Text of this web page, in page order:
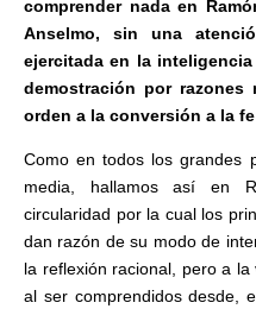
comprender nada en
Anselmo, sin una
ejercitada en la
demostración por
orden a la conversión a la
Como en todos los grandes
media, hallamos así en
circularidad por la cual los
dan razón de su modo de
la reflexión racional, pero a
al ser comprendidos desde,